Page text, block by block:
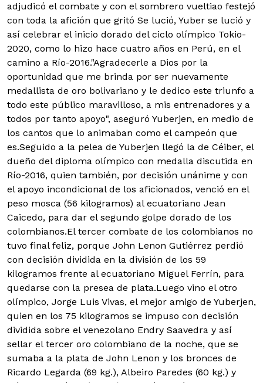
adjudicó el combate y con el sombrero vueltiao festejó
con toda la afición que gritó Se lució, Yuber se lució y
así celebrar el inicio dorado del ciclo olímpico Tokio-
2020, como lo hizo hace cuatro años en Perú, en el
camino a Río-2016."Agradecerle a Dios por la
oportunidad que me brinda por ser nuevamente
medallista de oro bolivariano y le dedico este triunfo a
todo este público maravilloso, a mis entrenadores y a
todos por tanto apoyo", aseguró Yuberjen, en medio de
los cantos que lo animaban como el campeón que
es.Seguido a la pelea de Yuberjen llegó la de Céiber, el
dueño del diploma olímpico con medalla discutida en
Río-2016, quien también, por decisión unánime y con
el apoyo incondicional de los aficionados, venció en el
peso mosca (56 kilogramos) al ecuatoriano Jean
Caicedo, para dar el segundo golpe dorado de los
colombianos.El tercer combate de los colombianos no
tuvo final feliz, porque John Lenon Gutiérrez perdió
con decisión dividida en la división de los 59
kilogramos frente al ecuatoriano Miguel Ferrín, para
quedarse con la presea de plata.Luego vino el otro
olímpico, Jorge Luis Vivas, el mejor amigo de Yuberjen,
quien en los 75 kilogramos se impuso con decisión
dividida sobre el venezolano Endry Saavedra y así
sellar el tercer oro colombiano de la noche, que se
sumaba a la plata de John Lenon y los bronces de
Ricardo Legarda (69 kg.), Albeiro Paredes (60 kg.) y